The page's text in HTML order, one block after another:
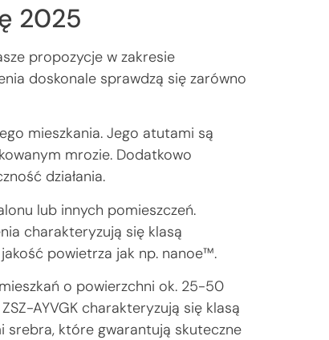
2025
propozycje w zakresie
doskonale sprawdzą się zarówno
mieszkania. Jego atutami są
mrozie. Dodatkowo
działania.
lub innych pomieszczeń.
charakteryzują się klasą
powietrza jak np. nanoe™.
o powierzchni ok. 25-50
AYVGK charakteryzują się klasą
srebra, które gwarantują skuteczne